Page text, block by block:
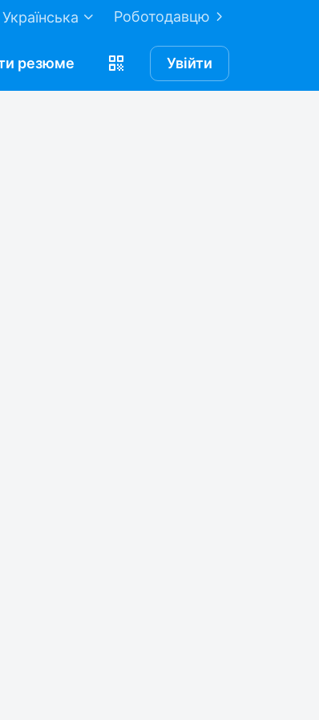
Роботодавцю
Українська
резюме Увійти